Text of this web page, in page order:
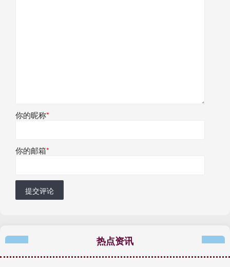
你的昵称*
你的邮箱*
提交评论
热点资讯